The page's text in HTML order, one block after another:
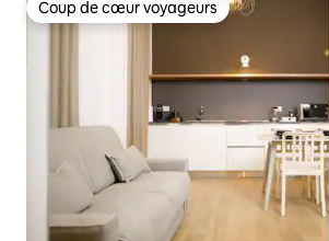
Coup de cœur voyageurs
Coup de cœur voyageurs